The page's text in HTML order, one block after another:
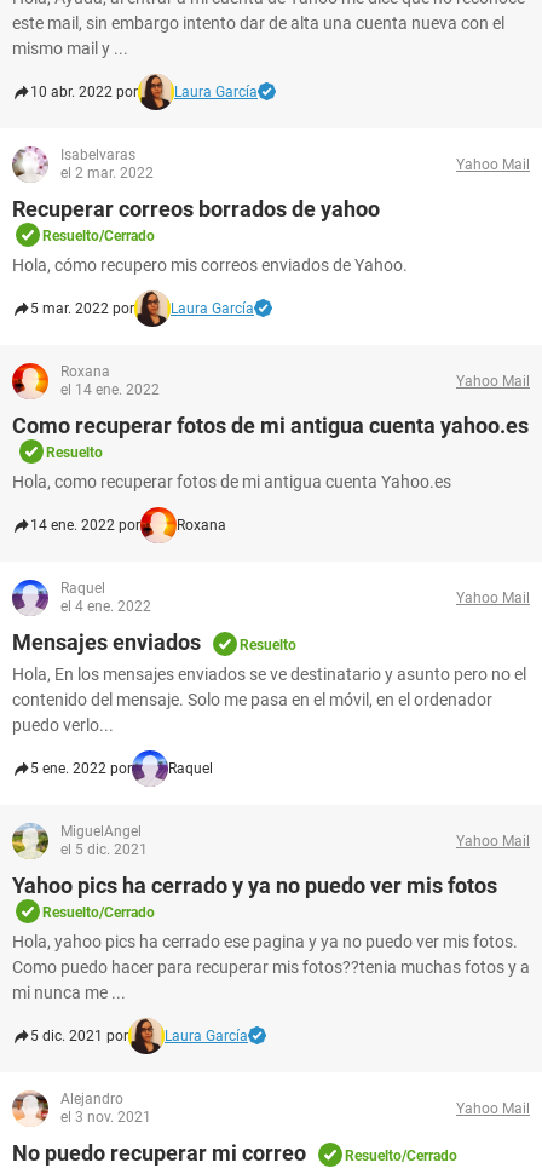
este mail, sin embargo intento dar de alta una cuenta nueva con el
mismo mail y ...
10 abr. 2022 por Laura García
Isabelvaras
el 2 mar. 2022
Yahoo Mail
Recuperar correos borrados de yahoo
Resuelto/Cerrado
Hola, cómo recupero mis correos enviados de Yahoo.
5 mar. 2022 por Laura García
Roxana
el 14 ene. 2022
Yahoo Mail
Como recuperar fotos de mi antigua cuenta yahoo.es
Resuelto
Hola, como recuperar fotos de mi antigua cuenta Yahoo.es
14 ene. 2022 por Roxana
Raquel
el 4 ene. 2022
Yahoo Mail
Mensajes enviados Resuelto
Hola, En los mensajes enviados se ve destinatario y asunto pero no el
contenido del mensaje. Solo me pasa en el móvil, en el ordenador
puedo verlo...
5 ene. 2022 por Raquel
MiguelAngel
el 5 dic. 2021
Yahoo Mail
Yahoo pics ha cerrado y ya no puedo ver mis fotos
Resuelto/Cerrado
Hola, yahoo pics ha cerrado ese pagina y ya no puedo ver mis fotos.
Como puedo hacer para recuperar mis fotos??tenia muchas fotos y a
mi nunca me ...
5 dic. 2021 por Laura García
Alejandro
el 3 nov. 2021
Yahoo Mail
No puedo recuperar mi correo Resuelto/Cerrado